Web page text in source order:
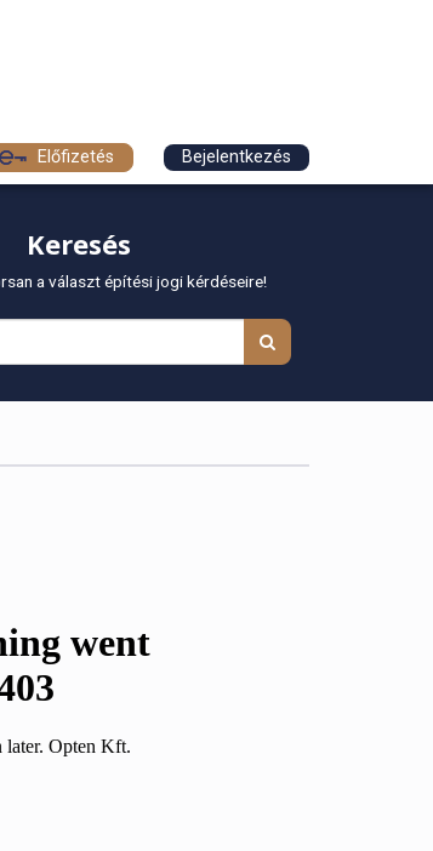
Előfizetés Bejelentkezés
Keresés
a választ építési jogi kérdéseire!